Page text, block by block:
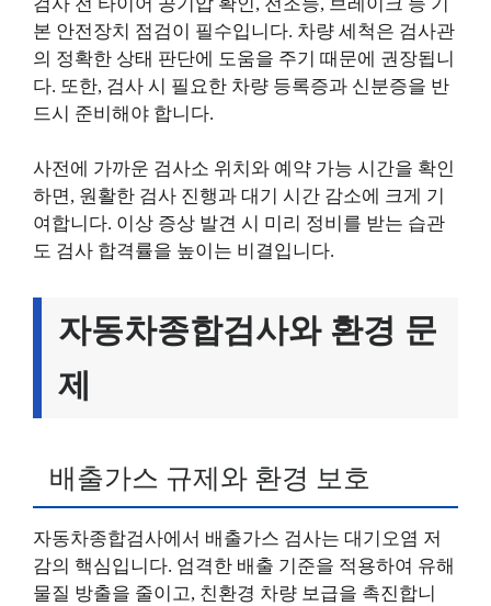
본 안전장치 점검이 필수입니다. 차량 세척은 검사관
의 정확한 상태 판단에 도움을 주기 때문에 권장됩니
다. 또한, 검사 시 필요한 차량 등록증과 신분증을 반
드시 준비해야 합니다.
사전에 가까운 검사소 위치와 예약 가능 시간을 확인
하면, 원활한 검사 진행과 대기 시간 감소에 크게 기
여합니다. 이상 증상 발견 시 미리 정비를 받는 습관
도 검사 합격률을 높이는 비결입니다.
자동차종합검사와 환경 문
제
배출가스 규제와 환경 보호
자동차종합검사에서 배출가스 검사는 대기오염 저
감의 핵심입니다. 엄격한 배출 기준을 적용하여 유해
물질 방출을 줄이고, 친환경 차량 보급을 촉진합니